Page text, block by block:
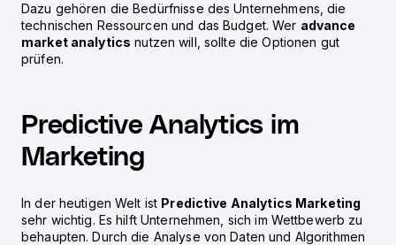
Dazu gehören die Bedürfnisse des Unternehmens, die
technischen Ressourcen und das Budget. Wer advance
market analytics nutzen will, sollte die Optionen gut
prüfen.
Predictive Analytics im
Marketing
In der heutigen Welt ist Predictive Analytics Marketing
sehr wichtig. Es hilft Unternehmen, sich im Wettbewerb zu
behaupten. Durch die Analyse von Daten und Algorithmen